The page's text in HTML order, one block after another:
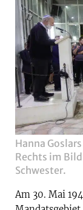
Hanna
Rechts im
Schwester.
Am 30. Mai